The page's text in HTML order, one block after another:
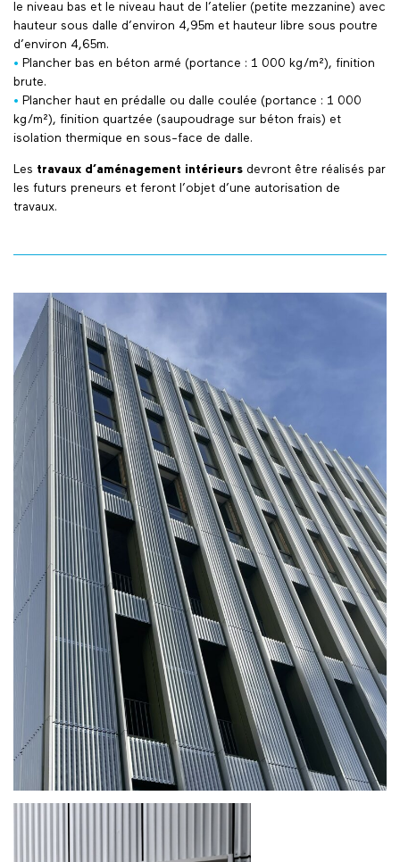
le niveau bas et le niveau haut de l’atelier (petite mezzanine) avec
hauteur sous dalle d’environ 4,95m et hauteur libre sous poutre
d’environ 4,65m.
• Plancher bas en béton armé (portance : 1 000 kg/m²), finition
brute.
• Plancher haut en prédalle ou dalle coulée (portance : 1 000
kg/m²), finition quartzée (saupoudrage sur béton frais) et
isolation thermique en sous-face de dalle.
Les travaux d’aménagement intérieurs devront être réalisés par
les futurs preneurs et feront l’objet d’une autorisation de
travaux.